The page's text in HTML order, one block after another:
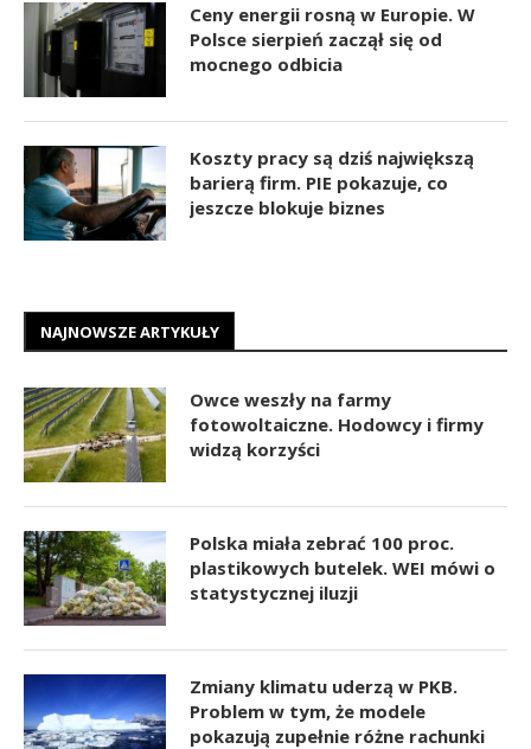
Ceny energii rosną w Europie. W
Polsce sierpień zaczął się od
mocnego odbicia
Koszty pracy są dziś największą
barierą firm. PIE pokazuje, co
jeszcze blokuje biznes
NAJNOWSZE ARTYKUŁY
Owce weszły na farmy
fotowoltaiczne. Hodowcy i firmy
widzą korzyści
Polska miała zebrać 100 proc.
plastikowych butelek. WEI mówi o
statystycznej iluzji
Zmiany klimatu uderzą w PKB.
Problem w tym, że modele
pokazują zupełnie różne rachunki